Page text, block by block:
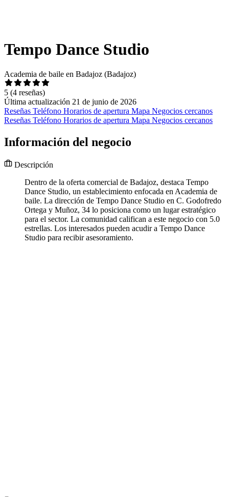
Tempo Dance Studio
Academia de baile en Badajoz (Badajoz)
5 (4 reseñas)
Última actualización 21 de junio de 2026
Reseñas Teléfono Horarios de apertura Mapa Negocios cercanos
Reseñas Teléfono Horarios de apertura Mapa Negocios cercanos
Información del negocio
Descripción
Dentro de la oferta comercial de Badajoz, destaca Tempo
Dance Studio, un establecimiento enfocada en Academia de
baile. La dirección de Tempo Dance Studio en C. Godofredo
Ortega y Muñoz, 34 lo posiciona como un lugar estratégico
para el sector. La comunidad califican a este negocio con 5.0
estrellas. Los interesados pueden acudir a Tempo Dance
Studio para recibir asesoramiento.